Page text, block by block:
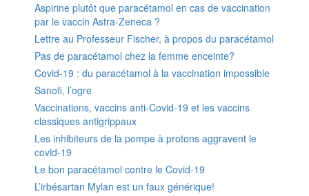
Aspirine plutôt que paracétamol en cas de vaccination
par le vaccin Astra-Zeneca ?
Lettre au Professeur Fischer, à propos du paracétamol
Pas de paracétamol chez la femme enceinte?
Covid-19 : du paracétamol à la vaccination impossible
Sanofi, l’ogre
Vaccinations, vaccins anti-Covid-19 et les vaccins
classiques antigrippaux
Les inhibiteurs de la pompe à protons aggravent le
covid-19
Le bon paracétamol contre le Covid-19
L’irbésartan Mylan est un faux générique!